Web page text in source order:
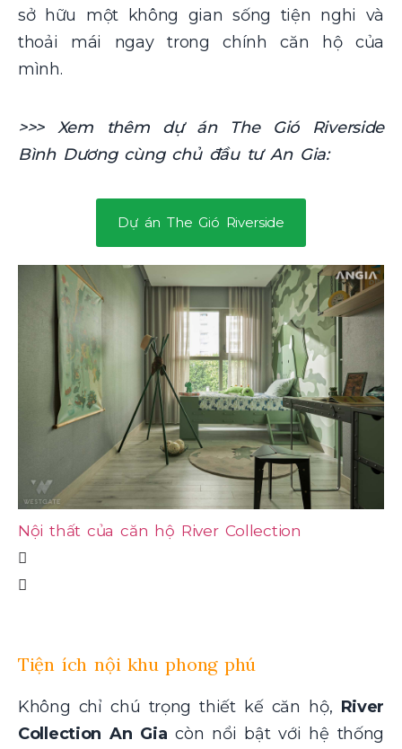
sở hữu một không gian sống tiện nghi và
thoải mái ngay trong chính căn hộ của
mình.
>>> Xem thêm dự án The Gió Riverside
Bình Dương cùng chủ đầu tư An Gia:
Dự án The Gió Riverside
Nội thất của căn hộ River Collection
Tiện ích nội khu phong phú
Không chỉ chú trọng thiết kế căn hộ, River
Collection An Gia còn nổi bật với hệ thống